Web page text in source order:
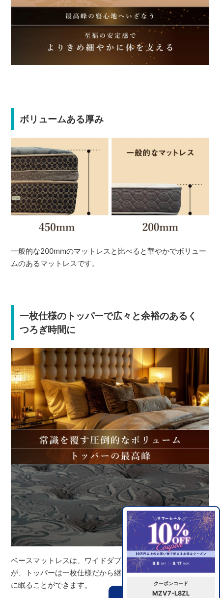
クーポンコード
MZV7-L8ZL
ボリュームある厚み
一般的な200mmのマットレスと比べると華やかでボリュー
ムのあるマットレスです。
一枚仕様のトッパーで広々と余裕のあるく
つろぎ時間に
ベースマットレスは、ワイドダブル以上は2分割となります
が、トッパーは一枚仕様だから継ぎ目も気にならなく優雅
に眠ることができます。